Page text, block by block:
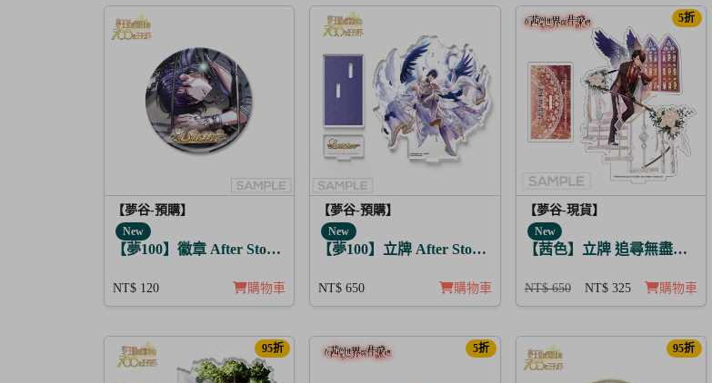
【夢谷-預購】
New
【夢100】徽章 After Story 路希安 月覺
NT$ 120 購物車
【夢谷-預購】
New
【夢100】立牌 After Story 路希安 日覺
NT$ 650 購物車
5折
【夢谷-現貨】
New
【茜色】立牌 追尋無盡之愛
NT$ 650 NT$ 325 購物車
95折 5折 95折